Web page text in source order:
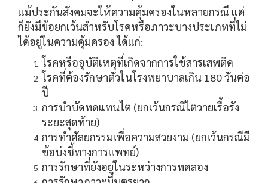
แม้ประกันสังคมจะให้ความคุ้มครองในหลายกรณี แต่
ก็ยังมีข้อยกเว้นสำหรับโรคหรือภาวะบางประเภทที่ไม่
ได้อยู่ในความคุ้มครอง ได้แก่:
โรคหรืออุบัติเหตุที่เกิดจากการใช้สารเสพติด
โรคที่ต้องรักษาตัวในโรงพยาบาลเกิน 180 วันต่อ
ปี
การบำบัดทดแทนไต (ยกเว้นกรณีไตวายเรื้อรัง
ระยะสุดท้าย)
การทำศัลยกรรมเพื่อความสวยงาม (ยกเว้นกรณีมี
ข้อบ่งชี้ทางการแพทย์)
การรักษาที่ยังอยู่ในระหว่างการทดลอง